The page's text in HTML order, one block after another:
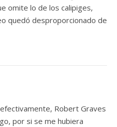
omite lo de los calipiges,
quedó desproporcionado de
Robert Graves
por si se me hubiera